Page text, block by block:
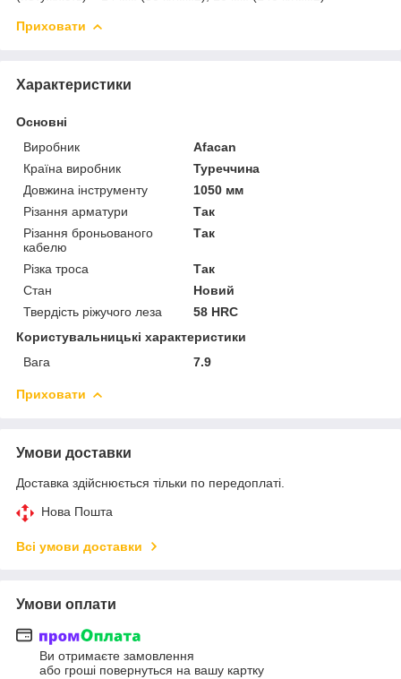
Приховати
Характеристики
Основні
Виробник
Afacan
Країна виробник
Туреччина
Довжина інструменту
1050 мм
Різання арматури
Так
Різання броньованого
кабелю
Так
Різка троса
Так
Стан
Новий
Твердість ріжучого леза
58 HRC
Користувальницькі характеристики
Вага
7.9
Приховати
Умови доставки
Доставка здійснюється тільки по передоплаті.
Нова Пошта
Всі умови доставки
Умови оплати
Ви отримаєте замовлення
або гроші повернуться на вашу картку